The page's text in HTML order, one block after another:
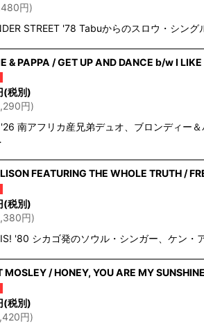
円)
STREET '78 Tabuからのスロウ・シン
& PAPPA / GET UP AND DANCE b/w I
(税別)
円)
南アフリカ産兄弟デュオ、ブロンディー
FEATURING THE WHOLE TRUTH /
(税別)
円)
'80 シカゴ発のソウル・シンガー、ケン
MOSLEY / HONEY, YOU ARE MY
(税別)
円)